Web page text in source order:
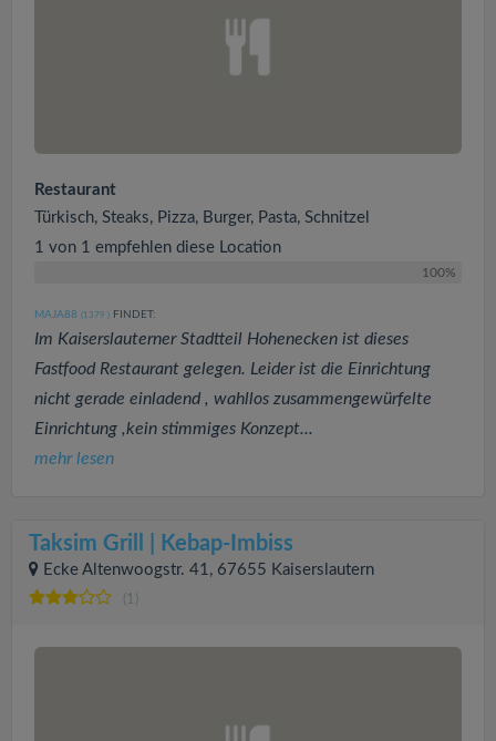
Restaurant
Türkisch, Steaks, Pizza, Burger, Pasta, Schnitzel
1 von 1 empfehlen diese Location
100%
MAJA88 (1379 ) FINDET:
Im Kaiserslauterner Stadtteil Hohenecken ist dieses
Fastfood Restaurant gelegen. Leider ist die Einrichtung
nicht gerade einladend , wahllos zusammengewürfelte
Einrichtung ,kein stimmiges Konzept...
mehr lesen
Taksim Grill | Kebap-Imbiss
Ecke Altenwoogstr. 41, 67655 Kaiserslautern
(1)